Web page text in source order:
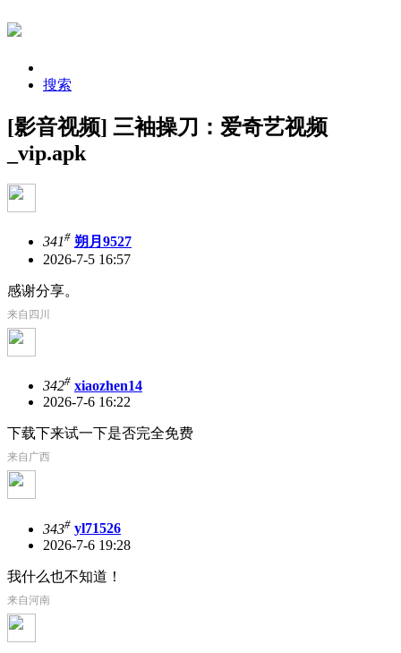
搜索
[影音视频] 三袖操刀：爱奇艺视频
_vip.apk
341# 朔月9527
2026-7-5 16:57
感谢分享。
来自四川
342# xiaozhen14
2026-7-6 16:22
下载下来试一下是否完全免费
来自广西
343# yl71526
2026-7-6 19:28
我什么也不知道！
来自河南